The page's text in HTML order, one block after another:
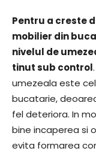
Pentru a creste
mobilier din
nivelul de
tinut sub control
umezeala este
bucatarie,
fel deteriora. In
bine incaperea si
evita formarea